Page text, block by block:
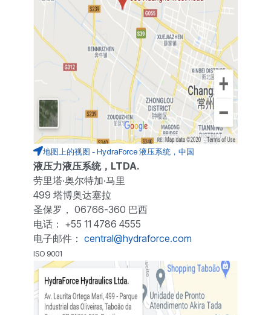
地图上的视图 - HydraForce 液压系统，中国
液压力液压系统，LTDA.
劳里塔·奥尔特加·马里
499 塔博奥达塞拉
圣保罗， 06766-360 巴西
电话： +55 11 4786 4555
电子邮件： central@hydraforce.com
ISO 9001